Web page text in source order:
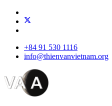
+84 91 530 1116
info@thienvanvietnam.org